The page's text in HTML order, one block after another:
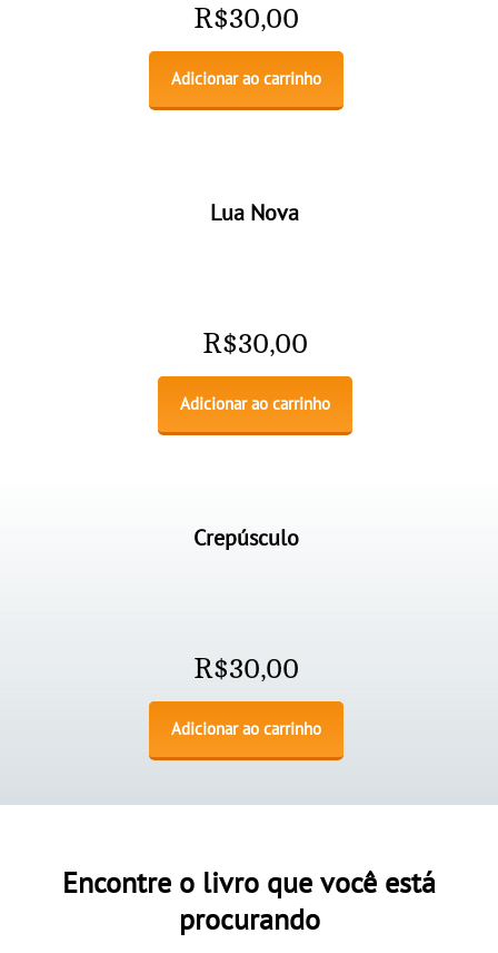
R$30,00
Adicionar ao carrinho
Lua Nova
R$30,00
Adicionar ao carrinho
Crepúsculo
R$30,00
Adicionar ao carrinho
Encontre o livro que você está
procurando